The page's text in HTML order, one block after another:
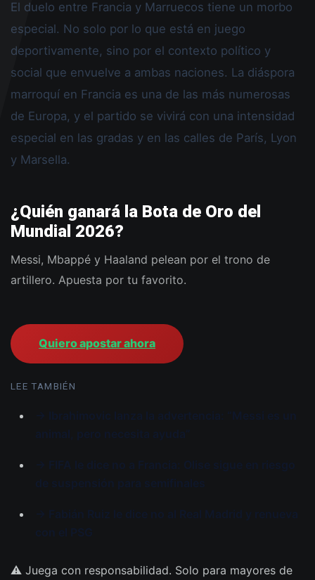
El duelo entre Francia y Marruecos tiene un morbo
especial. No solo por lo que está en juego
deportivamente, sino por el contexto político y
social que envuelve a ambas naciones. La diáspora
marroquí en Francia es una de las más numerosas
de Europa, y el partido se vivirá con una intensidad
especial en las gradas y en las calles de París, Lyon
y Marsella.
¿Quién ganará la Bota de Oro del
Mundial 2026?
Messi, Mbappé y Haaland pelean por el trono de
artillero. Apuesta por tu favorito.
Quiero apostar ahora
LEE TAMBIÉN
⚠️ Juega con responsabilidad. Solo para mayores de